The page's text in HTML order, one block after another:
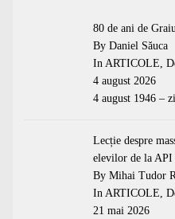
80 de ani de
By Daniel Săuca
In ARTICOLE,
4 august 2026
4 august 1946 –
Lecție despre
elevilor de la API
By Mihai Tudor
In ARTICOLE,
21 mai 2026